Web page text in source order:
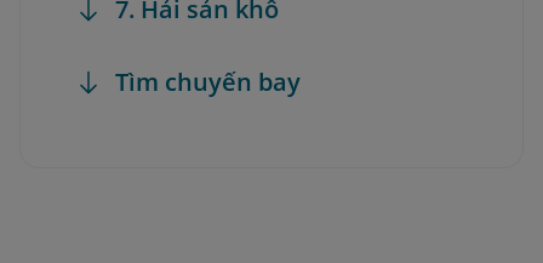
7. Hải sản khô
Tìm chuyến bay